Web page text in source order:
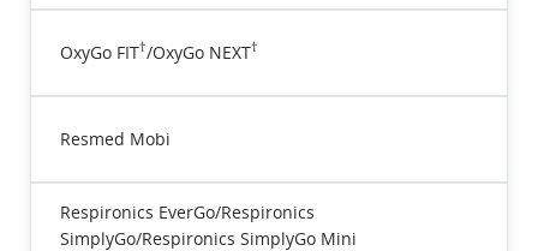
OxyGo FIT†/OxyGo NEXT†
Resmed Mobi
Respironics EverGo/Respironics
SimplyGo/Respironics SimplyGo Mini